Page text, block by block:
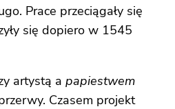
Prace przeciągały się
się dopiero w 1545
artystą a papiestwem
Czasem projekt